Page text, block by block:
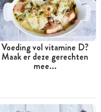
Voeding vol vitamine D?
Maak er deze gerechten
mee...